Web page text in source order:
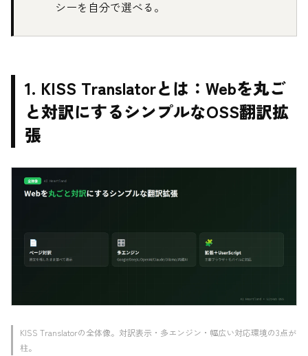
シーを自分で選べる。
1. KISS Translatorとは：Webを丸ご
と対訳にするシンプルなOSS翻訳拡
張
KISS Translatorの全体像。対訳表示・多エンジン・幅広い対応環境の3点が
柱。